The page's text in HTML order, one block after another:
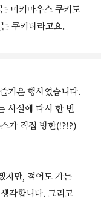
미키마우스 쿠키도
쿠키더라고요.
거운 행사였습니다.
사실에 다시 한 번
가 직접 방한(!?!?)
지만, 적어도 가는
각합니다. 그리고